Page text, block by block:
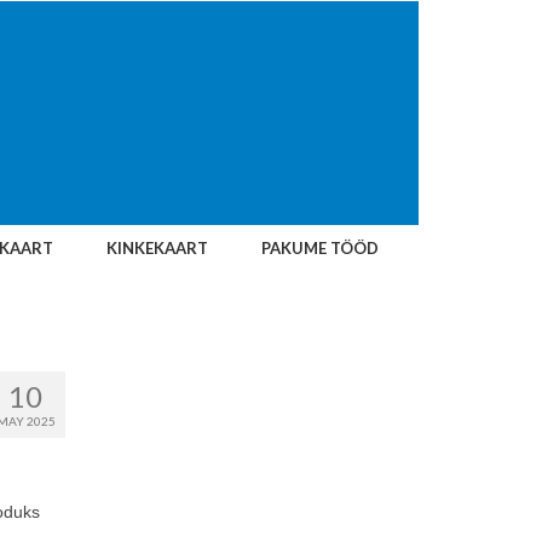
KINKEKAART PAKUME TÖÖD
10
2025